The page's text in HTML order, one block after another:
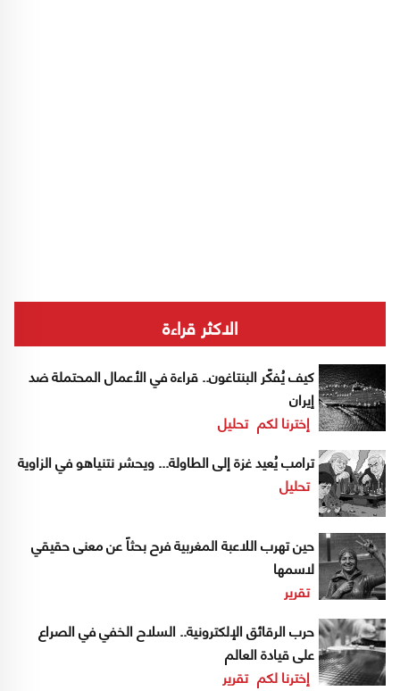
الاكثر قراءة
كيف يُفكّر البنتاغون.. قراءة في الأعمال المحتملة ضد
إيران
إخترنا لكم تحليل
ترامب يُعيد غزة إلى الطاولة... ويحشر نتنياهو في الزاوية
تحليل
حين تهرب اللاعبة المغربية فرح بحثاً عن معنى حقيقي
لاسمها
تقرير
حرب الرقائق الإلكترونية.. السلاح الخفي في الصراع
على قيادة العالم
إخترنا لكم تقرير